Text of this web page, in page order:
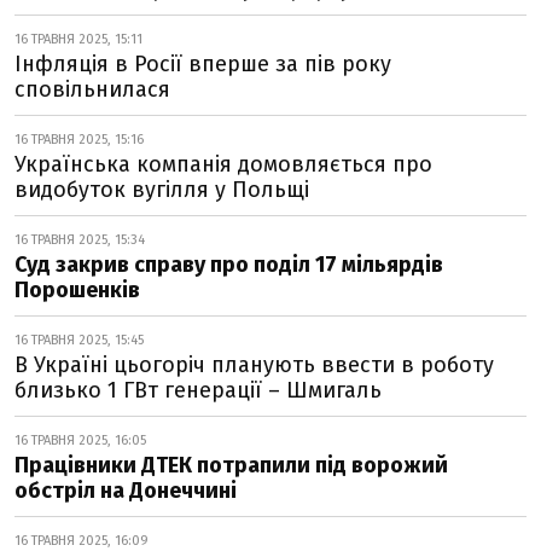
16 ТРАВНЯ 2025, 15:11
Інфляція в Росії вперше за пів року
сповільнилася
16 ТРАВНЯ 2025, 15:16
Українська компанія домовляється про
видобуток вугілля у Польщі
16 ТРАВНЯ 2025, 15:34
Суд закрив справу про поділ 17 мільярдів
Порошенків
16 ТРАВНЯ 2025, 15:45
В Україні цьогоріч планують ввести в роботу
близько 1 ГВт генерації – Шмигаль
16 ТРАВНЯ 2025, 16:05
Працівники ДТЕК потрапили під ворожий
обстріл на Донеччині
16 ТРАВНЯ 2025, 16:09